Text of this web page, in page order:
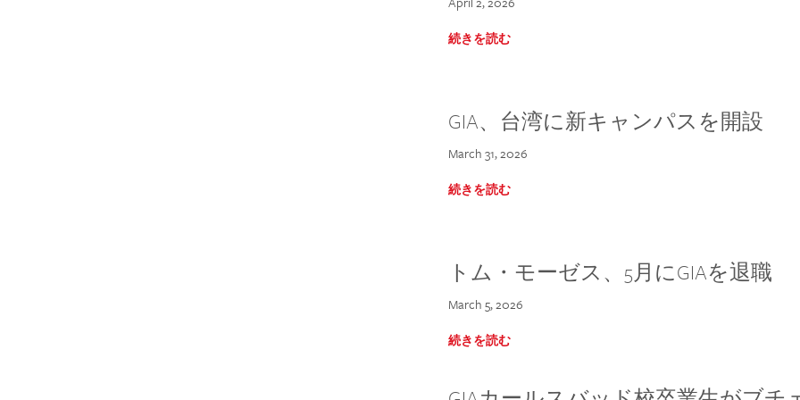
続きを読む
GIA、台湾に新キャンパスを開設
March 31, 2026
続きを読む
トム・モーゼス、5月にGIAを退職
March 5, 2026
続きを読む